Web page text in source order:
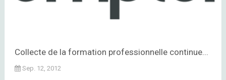
Collecte de la formation professionnelle continue...
Sep. 12, 2012